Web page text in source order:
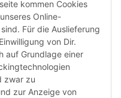
kommen Cookies
Online-
Für die Auslieferung
von Dir.
auf Grundlage einer
zwar zu
zur Anzeige von